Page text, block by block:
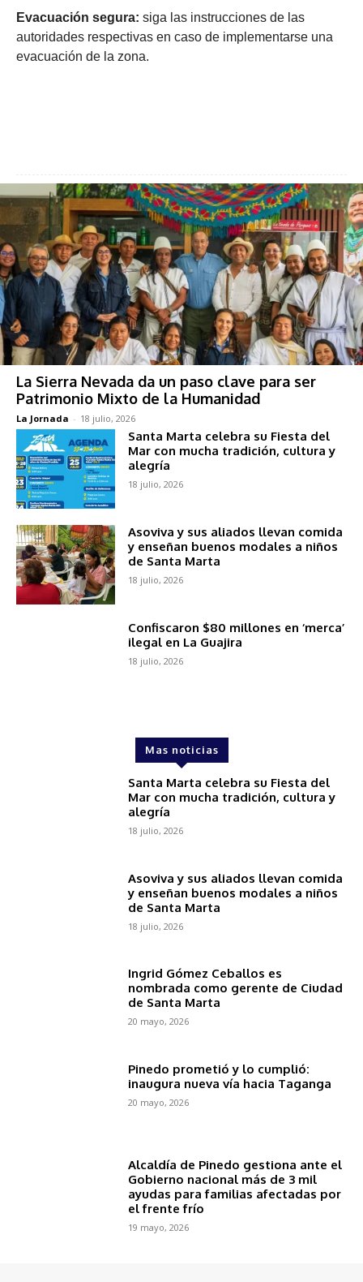
Evacuación segura: siga las instrucciones de las
autoridades respectivas en caso de implementarse una
evacuación de la zona.
La Sierra Nevada da un paso clave para ser
Patrimonio Mixto de la Humanidad
La Jornada - 18 julio, 2026
Santa Marta celebra su Fiesta del
Mar con mucha tradición, cultura y
alegría
18 julio, 2026
Asoviva y sus aliados llevan comida
y enseñan buenos modales a niños
de Santa Marta
18 julio, 2026
Confiscaron $80 millones en ‘merca’
ilegal en La Guajira
18 julio, 2026
Mas noticias
Santa Marta celebra su Fiesta del
Mar con mucha tradición, cultura y
alegría
18 julio, 2026
Asoviva y sus aliados llevan comida
y enseñan buenos modales a niños
de Santa Marta
18 julio, 2026
Ingrid Gómez Ceballos es
nombrada como gerente de Ciudad
de Santa Marta
20 mayo, 2026
Pinedo prometió y lo cumplió:
inaugura nueva vía hacia Taganga
20 mayo, 2026
Alcaldía de Pinedo gestiona ante el
Gobierno nacional más de 3 mil
ayudas para familias afectadas por
el frente frío
19 mayo, 2026